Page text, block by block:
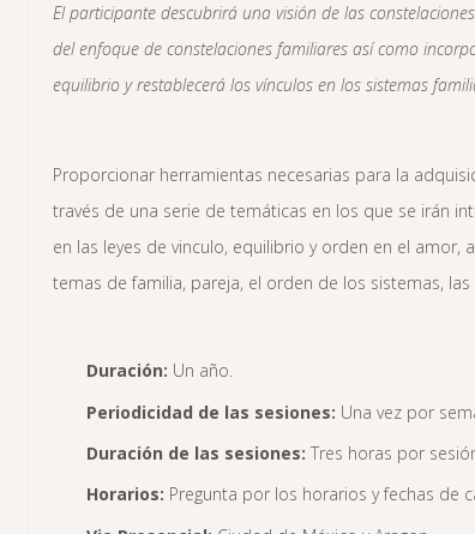
El participante descubrirá una visión de las
del enfoque de constelaciones familiares así como
equilibrio y restablecerá los vínculos en los sistemas
Proporcionar herramientas necesarias para la
través de una serie de temáticas en los que se irán
en las leyes de vinculo, equilibrio y orden en el
temas de familia, pareja, el orden de los sistemas, las
Duración: Un año.
Periodicidad de las sesiones: Una vez por
Duración de las sesiones: Tres horas por
Horarios: Pregunta por los horarios y fechas de